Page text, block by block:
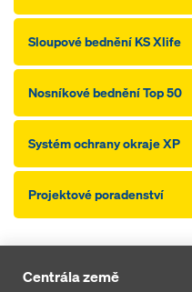
Sloupové bednění KS Xlife
Nosníkové bednění Top 50
Systém ochrany okraje XP
Projektové poradenství
Centrála země